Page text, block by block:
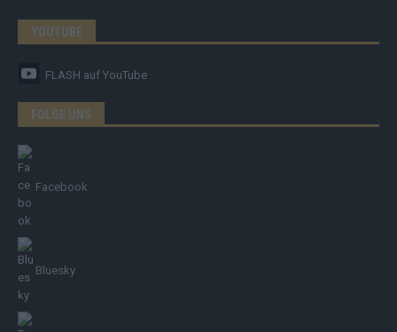
YOUTUBE
FLASH auf YouTube
FOLGE UNS
Facebook
Bluesky